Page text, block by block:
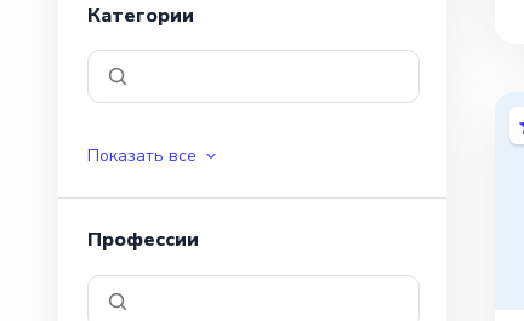
Категории
Показать все
Профессии